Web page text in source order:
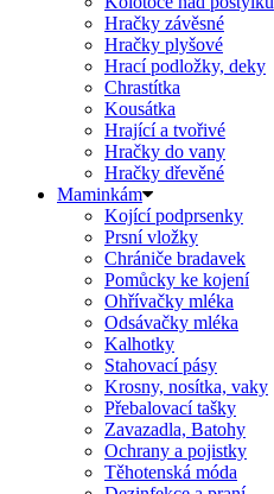
Hračky závěsné
Hračky plyšové
Hrací podložky, deky
Chrastítka
Kousátka
Hrající a tvořivé
Hračky do vany
Hračky dřevěné
Maminkám
Kojící podprsenky
Prsní vložky
Chrániče bradavek
Pomůcky ke kojení
Ohřívačky mléka
Odsávačky mléka
Kalhotky
Stahovací pásy
Krosny, nosítka, vaky
Přebalovací tašky
Zavazadla, Batohy
Ochrany a pojistky
Těhotenská móda